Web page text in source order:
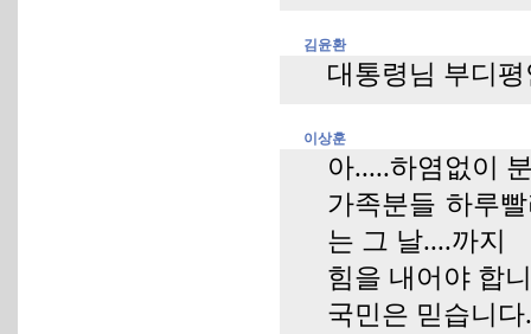
김윤환
대통령님 부디
이상훈
아.....하염없이
가족분들 하루
는 그 날....까지
힘을 내어야 합
국민은 믿습니